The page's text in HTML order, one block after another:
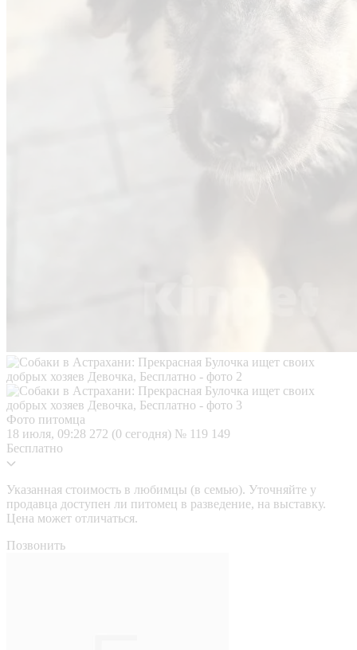
Фото питомца
18 июля, 09:28 272 (0 сегодня) № 119 149
Бесплатно
Указанная стоимость в любимцы (в семью). Уточняйте у
продавца доступен ли питомец в разведение, на выставку.
Цена может отличаться.
Позвонить